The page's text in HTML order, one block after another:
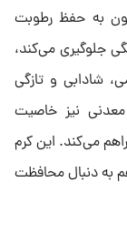
به حفظ رطوبت
جلوگیری می‌کند،
شادابی و تازگی
نیز خاصیت
می‌کند. این کرم
به دنبال محافظت